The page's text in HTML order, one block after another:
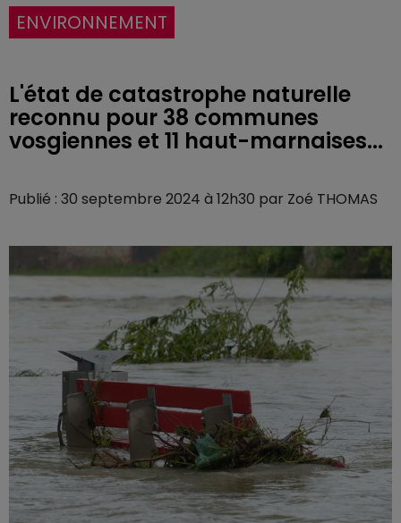
ENVIRONNEMENT
L'état de catastrophe naturelle
reconnu pour 38 communes
vosgiennes et 11 haut-marnaises...
Publié : 30 septembre 2024 à 12h30 par Zoé THOMAS